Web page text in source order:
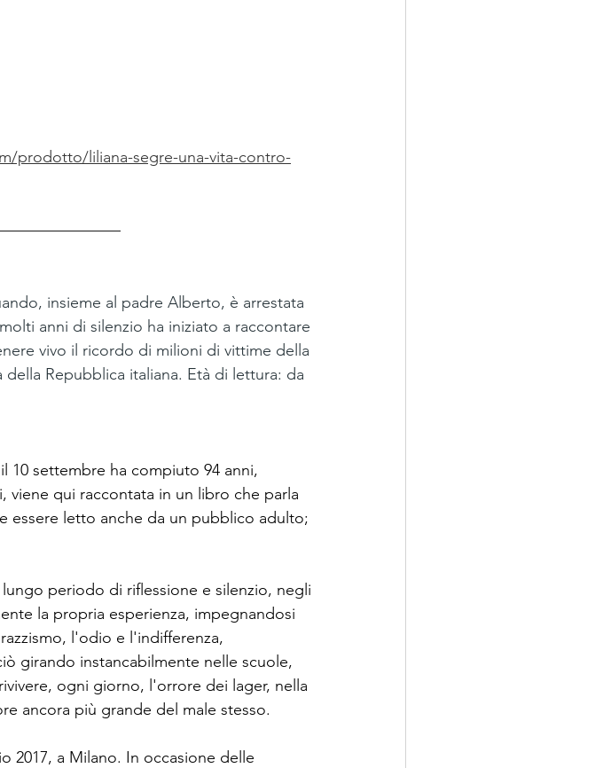
prodotto/liliana-segre-una-vita-contro-
insieme al padre Alberto, è arrestata
anni di silenzio ha iniziato a raccontare
vivo il ricordo di milioni di vittime della
della Repubblica italiana. Età di lettura: da
10 settembre ha compiuto 94 anni,
viene qui raccontata in un libro che parla
essere letto anche da un pubblico adulto;
periodo di riflessione e silenzio, negli
la propria esperienza, impegnandosi
l'odio e l'indifferenza,
girando instancabilmente nelle scuole,
ogni giorno, l'orrore dei lager, nella
ancora più grande del male stesso.
2017, a Milano. In occasione delle